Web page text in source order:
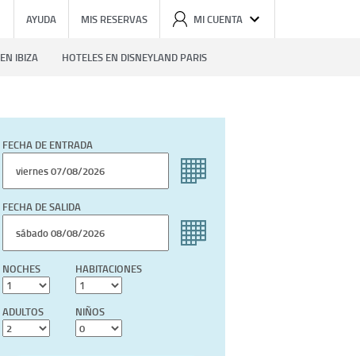
AYUDA MIS RESERVAS MI CUENTA
IBIZA HOTELES EN DISNEYLAND PARIS
FECHA DE ENTRADA
FECHA DE SALIDA
NOCHES HABITACIONES
ADULTOS NIÑOS